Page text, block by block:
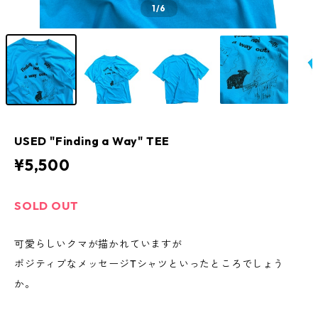
1/6
USED "Finding a Way" TEE
¥5,500
SOLD OUT
可愛らしいクマが描かれていますが
ポジティブなメッセージTシャツといったところでしょう
か。